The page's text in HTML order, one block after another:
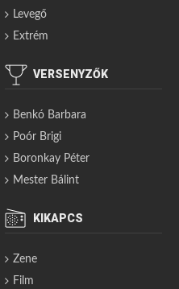
Levegő
Extrém
VERSENYZŐK
Benkó Barbara
Poór Brigi
Boronkay Péter
Mester Bálint
KIKAPCS
Zene
Film